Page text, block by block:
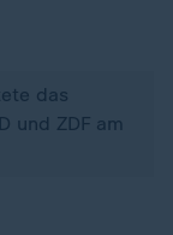
das
und ZDF am